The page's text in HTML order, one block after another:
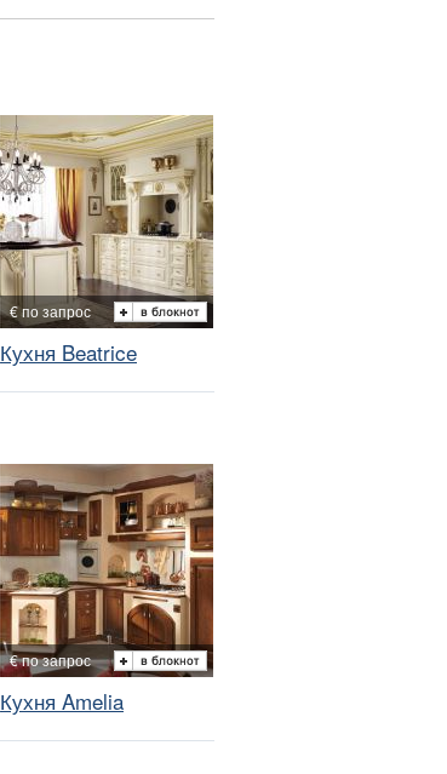
€ по запрос
Кухня Beatrice
€ по запрос
Кухня Amelia